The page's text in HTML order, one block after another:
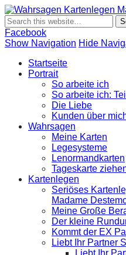
Wahrsagen und Kartenlegen
Facebook
Show Navigation Hide
Startseite
Portrait
So arbeite ich
So arbeite ich:
Die Liebe
Kunden über
Wahrsagen
Meine Karten
Legesysteme
Lenormandkarten
Tageskarte
Kartenlegen
Seriöses
Madame
Meine Große
Der kleine
Kommt der EX
Liebt Ihr Partner
Liebt Ihr